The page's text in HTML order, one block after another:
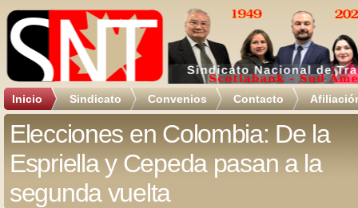
Inicio Sindicato Convenios Contacto
Elecciones en Colombia: De la
Espriella y Cepeda pasan a la
segunda vuelta